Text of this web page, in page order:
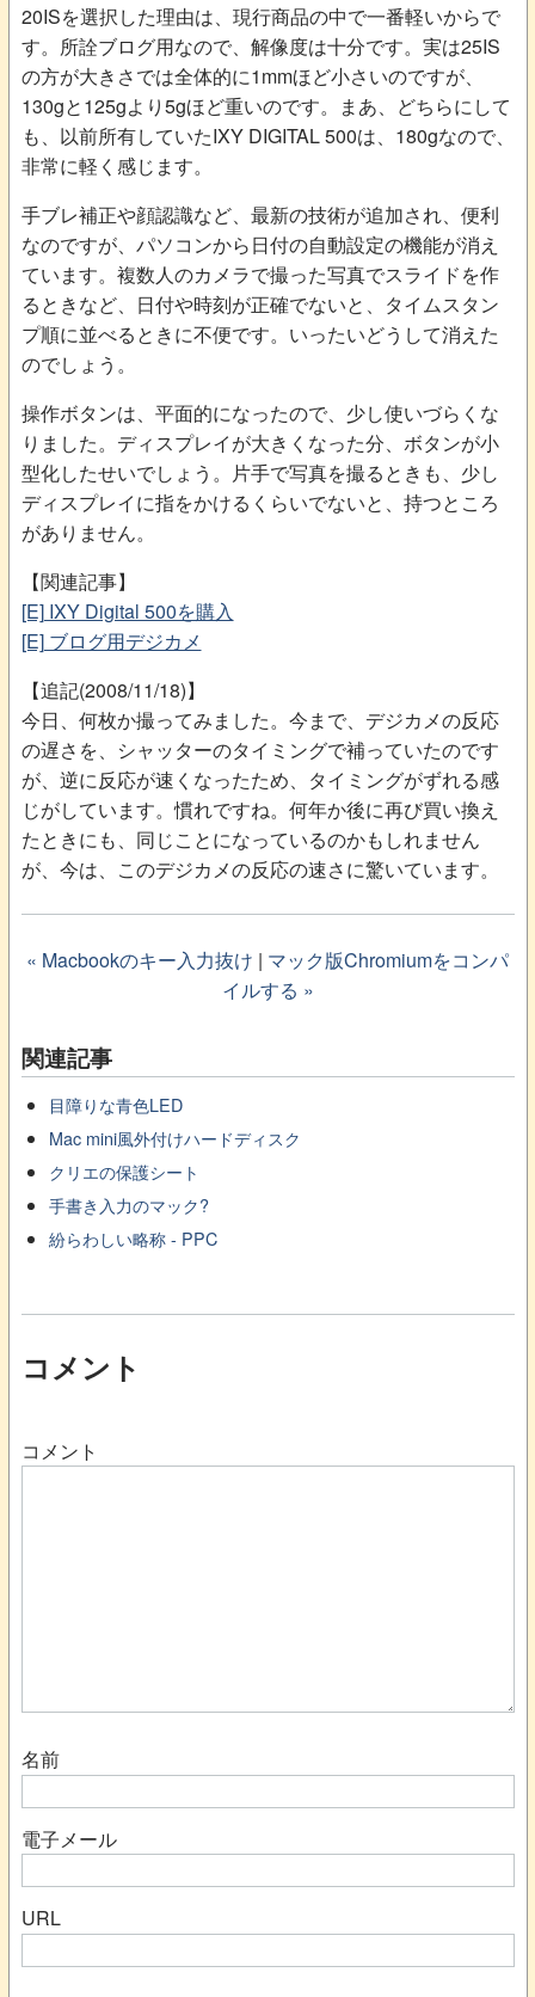
20ISを選択した理由は、現行商品の中で一番軽いからで
す。所詮ブログ用なので、解像度は十分です。実は25IS
の方が大きさでは全体的に1mmほど小さいのですが、
130gと125gより5gほど重いのです。まあ、どちらにして
も、以前所有していたIXY DIGITAL 500は、180gなので、
非常に軽く感じます。
手ブレ補正や顔認識など、最新の技術が追加され、便利
なのですが、パソコンから日付の自動設定の機能が消え
ています。複数人のカメラで撮った写真でスライドを作
るときなど、日付や時刻が正確でないと、タイムスタン
プ順に並べるときに不便です。いったいどうして消えた
のでしょう。
操作ボタンは、平面的になったので、少し使いづらくな
りました。ディスプレイが大きくなった分、ボタンが小
型化したせいでしょう。片手で写真を撮るときも、少し
ディスプレイに指をかけるくらいでないと、持つところ
がありません。
【関連記事】
[E] IXY Digital 500を購入
[E] ブログ用デジカメ
【追記(2008/11/18)】
今日、何枚か撮ってみました。今まで、デジカメの反応
の遅さを、シャッターのタイミングで補っていたのです
が、逆に反応が速くなったため、タイミングがずれる感
じがしています。慣れですね。何年か後に再び買い換え
たときにも、同じことになっているのかもしれません
が、今は、このデジカメの反応の速さに驚いています。
« Macbookのキー入力抜け | マック版Chromiumをコンパ
イルする »
関連記事
目障りな青色LED
Mac mini風外付けハードディスク
クリエの保護シート
手書き入力のマック?
紛らわしい略称 - PPC
コメント
コメント
名前
電子メール
URL